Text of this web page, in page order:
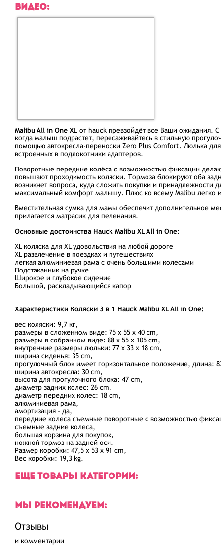
ВИДЕО:
Malibu All in One XL от hauck превзойдёт все Ваши ожидания.
когда малыш подрастёт, пересаживайтесь в стильную
помощью автокресла-переноски Zero Plus Comfort. Люлька
встроенных в подлокотники адаптеров.
Поворотные передние колёса с возможностью фиксации
повышают проходимость коляски. Тормоза блокируют оба
возникнет вопроса, куда сложить покупки и принадлежности
максимальный комфорт малышу. Плюс ко всему Malibu легко
Вместительная сумка для мамы обеспечит дополнительное
прилагается матрасик для пеленания.
Основные достоинства Hauck Malibu XL All in One:
XL коляска для XL удовольствия на любой дороге
XL развлечение в поездках и путешествиях
легкая алюминиевая рама с очень большими колесами
Подстаканник на ручке
Широкое и глубокое сидение
Большой, раскладывающийся капор
Характеристики Коляски 3 в 1 Hauck Malibu XL All in One:
вес коляски: 9,7 кг,
размеры в сложенном виде: 75 x 55 x 40 cm,
размеры в собранном виде: 88 x 55 x 105 cm,
внутренние размеры люльки: 77 x 33 x 18 cm,
ширина сиденья: 35 cm,
прогулочный блок имеет горизонтальное положение, длина:
ширина автокресла: 30 cm,
высота для прогулочного блока: 47 cm,
диаметр задних колес: 26 cm,
диаметр передних колес: 18 cm,
алюминиевая рама,
амортизация - да,
передние колеса съемные поворотные с возможностью
съемные задние колеса,
большая корзина для покупок,
ножной тормоз на задней оси.
Размер коробки: 47,5 x 53 x 91 cm,
Вес коробки: 19,3 kg.
ЕЩЕ ТОВАРЫ КАТЕГОРИИ:
МЫ РЕКОМЕНДУЕМ:
Отзывы
и комментарии